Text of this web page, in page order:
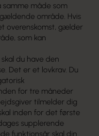
måde som
område. Hvis
overenskomst, gælder
som kan
du have den
Det er et lovkrav. Du
for tre måneder
tilmelder dig
inden for det første
supplerende
funktionsår skal din